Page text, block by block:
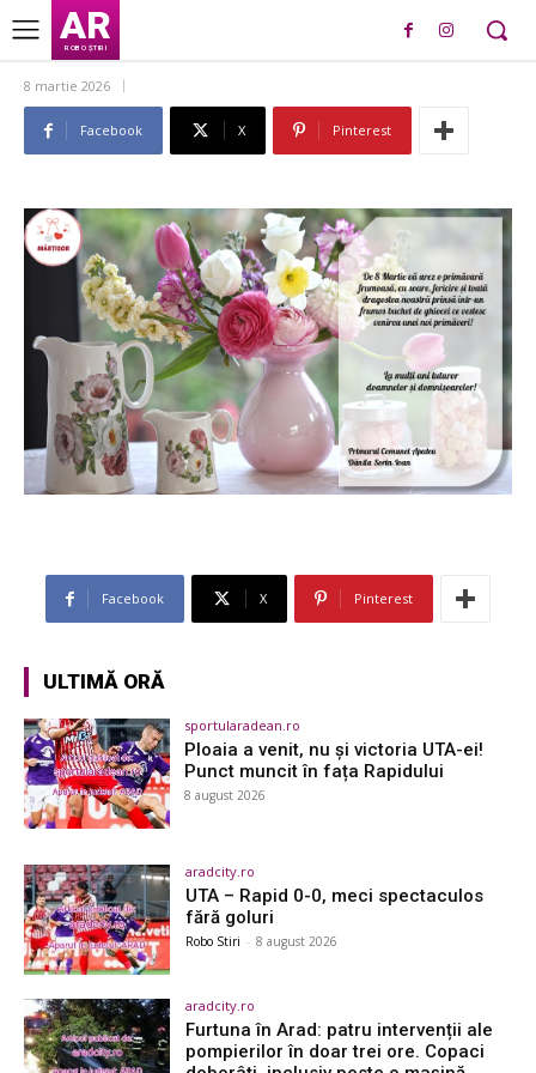
AR
ROBO ȘTIRI
8 martie 2026
Facebook X Pinterest
Facebook X Pinterest
ULTIMĂ ORĂ
sportularadean.ro
Ploaia a venit, nu și victoria UTA-ei!
Punct muncit în fața Rapidului
8 august 2026
aradcity.ro
UTA – Rapid 0-0, meci spectaculos
fără goluri
Robo Stiri - 8 august 2026
aradcity.ro
Furtuna în Arad: patru intervenții ale
pompierilor în doar trei ore. Copaci